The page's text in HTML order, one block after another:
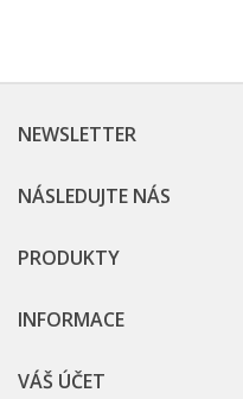
NEWSLETTER
NÁSLEDUJTE NÁS
PRODUKTY
INFORMACE
VÁŠ ÚČET